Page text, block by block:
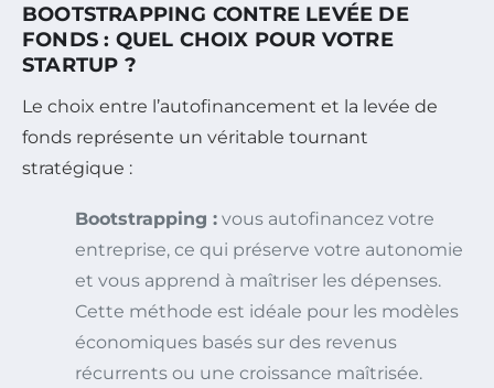
BOOTSTRAPPING CONTRE LEVÉE DE
FONDS : QUEL CHOIX POUR VOTRE
STARTUP ?
Le choix entre l’autofinancement et la levée de
fonds représente un véritable tournant
stratégique :
Bootstrapping : vous autofinancez votre
entreprise, ce qui préserve votre autonomie
et vous apprend à maîtriser les dépenses.
Cette méthode est idéale pour les modèles
économiques basés sur des revenus
récurrents ou une croissance maîtrisée.